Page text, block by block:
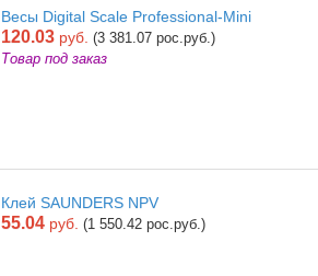
Весы Digital Scale Professional-Mini
120.03 руб. (3 381.07 рос.руб.)
Товар под заказ
Клей SAUNDERS NPV
55.04 руб. (1 550.42 рос.руб.)